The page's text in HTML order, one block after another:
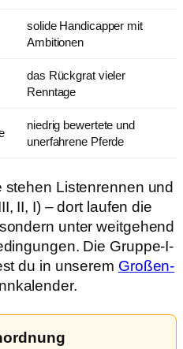
solide Handicapper mit
Ambitionen
das Rückgrat vieler
Renntage
niedrig bewertete und
unerfahrene Pferde
stehen Listenrennen und
II, I) – dort laufen die
unter weitgehend
Die Gruppe-I-
du in unserem Großen-